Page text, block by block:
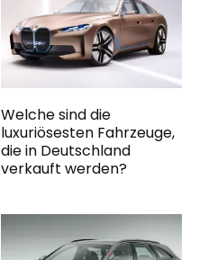
Welche sind die
luxuriösesten Fahrzeuge,
die in Deutschland
verkauft werden?